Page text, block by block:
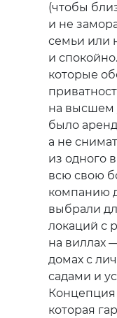
(чтобы
и не
семьи или
и
которые
на высшем
было
а не
из одного
всю свою
компанию
выбрали
локаций с
на виллах
домах с
садами и
Концепция
которая